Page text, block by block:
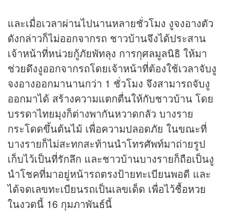
และเมื่อเวลาผ่านไปนานหลายชั่วโมง งูจงอางตัว
ดังกล่าวก็ไม่ออกจากรถ ชาวบ้านจึงได้ประสาน
เจ้าหน้าที่หน่วยกู้ภัยพัทลุง การกุศลมูลนิธิ ให้มา
ช่วยดึงงูออกจากรถโดยเจ้าหน้าที่ต้องใช้เวลาจับงู
จงอางออกมานานกว่า 1 ชั่วโมง จึงสามารถจับงู
ออกมาได้ สร้างความแตกตื่นให้กับชาวบ้าน โดย
บรรดาไทยมุงก็ต่างพากันหวาดกลัว บางราย
กระโดดขึ้นต้นไม้ เพื่อความปลอดภัย ในขณะที่
บางรายก็ไม่สะทกสะท้านนำโทรศัพท์มาถ่ายรูป
เก็บไว้เป็นที่รักลึก และชาวบ้านบางรายก็ถือเป็นงู
นำโชคที่มาอยู่หน้ารถตรงป้ายทะเบียนพอดี และ
ได้จดเลขทะเบียนรถเป็นเลขเด็ด เพื่อไว้ชื้อหวย
ในงวดนี้ 16 กุมภาพันธ์นี้